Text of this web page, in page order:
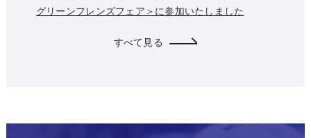
グリーンフレンズフェア＞に参加いたしました
すべて見る